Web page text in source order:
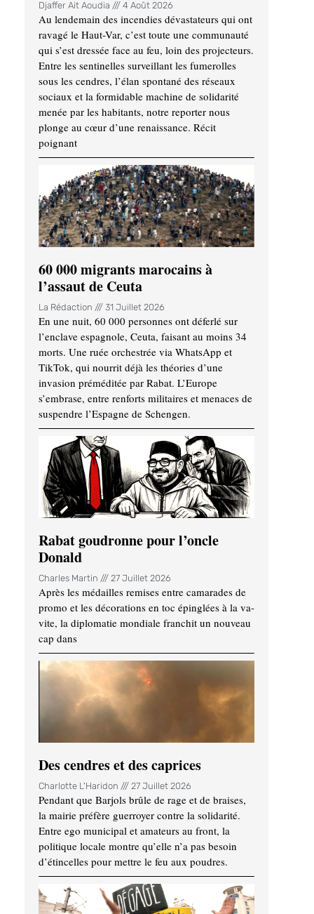
Djaffer Ait Aoudia 4 Août 2026
Au lendemain des incendies dévastateurs qui ont
ravagé le Haut-Var, c’est toute une communauté
qui s’est dressée face au feu, loin des projecteurs.
Entre les sentinelles surveillant les fumerolles
sous les cendres, l’élan spontané des réseaux
sociaux et la formidable machine de solidarité
menée par les habitants, notre reporter nous
plonge au cœur d’une renaissance. Récit
poignant
60 000 migrants marocains à
l’assaut de Ceuta
La Rédaction 31 Juillet 2026
En une nuit, 60 000 personnes ont déferlé sur
l’enclave espagnole, Ceuta, faisant au moins 34
morts. Une ruée orchestrée via WhatsApp et
TikTok, qui nourrit déjà les théories d’une
invasion préméditée par Rabat. L’Europe
s’embrase, entre renforts militaires et menaces de
suspendre l’Espagne de Schengen.
Rabat goudronne pour l’oncle
Donald
Charles Martin 27 Juillet 2026
Après les médailles remises entre camarades de
promo et les décorations en toc épinglées à la va-
vite, la diplomatie mondiale franchit un nouveau
cap dans
Des cendres et des caprices
Charlotte L'Haridon 27 Juillet 2026
Pendant que Barjols brûle de rage et de braises,
la mairie préfère guerroyer contre la solidarité.
Entre ego municipal et amateurs au front, la
politique locale montre qu’elle n’a pas besoin
d’étincelles pour mettre le feu aux poudres.